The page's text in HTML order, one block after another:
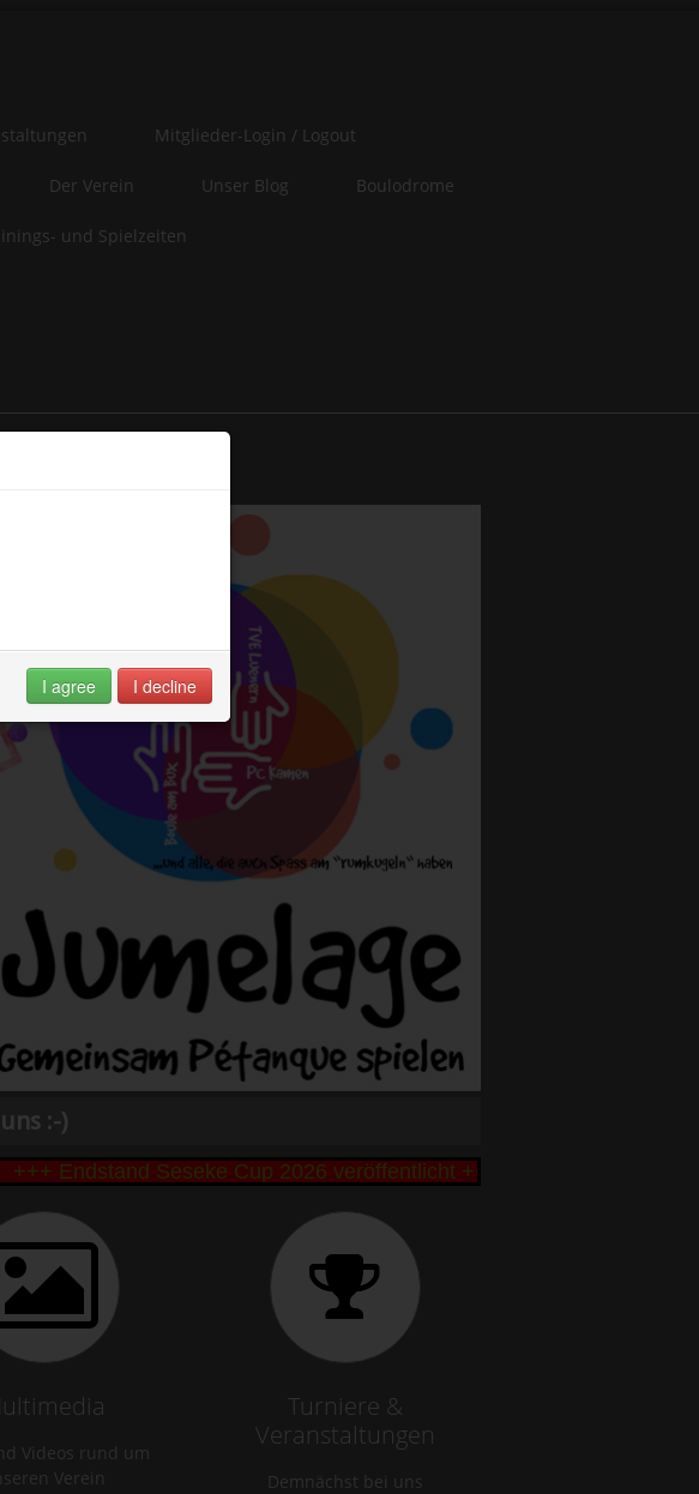
Mitglieder-Login / Logout
Der Verein Unser Blog Boulodrome
und Spielzeiten
:-)
Endstand Seseke Cup 2026 veröffentlicht +++ Bibbi und Remo Büttner
Videos rund um
Verein
Turniere &
Veranstaltungen
Demnächst bei uns
I agree I decline